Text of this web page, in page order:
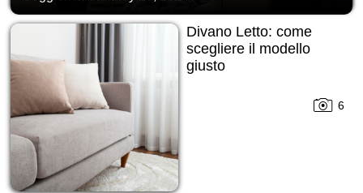
Divano Letto: come
scegliere il modello
giusto
6